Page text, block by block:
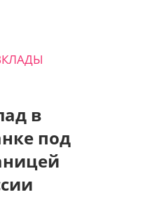
в
под